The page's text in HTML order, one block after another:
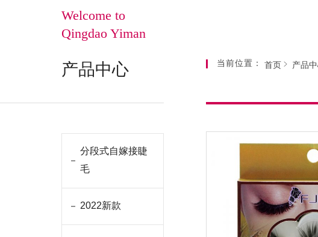
Welcome to
Qingdao Yiman
产品中心
分段式自嫁接睫
毛
2022新款
当前位置： 首页 产品